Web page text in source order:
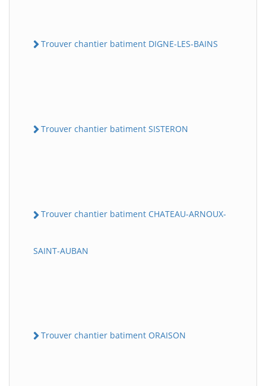
Trouver chantier batiment DIGNE-LES-BAINS
Trouver chantier batiment SISTERON
Trouver chantier batiment CHATEAU-ARNOUX-
SAINT-AUBAN
Trouver chantier batiment ORAISON